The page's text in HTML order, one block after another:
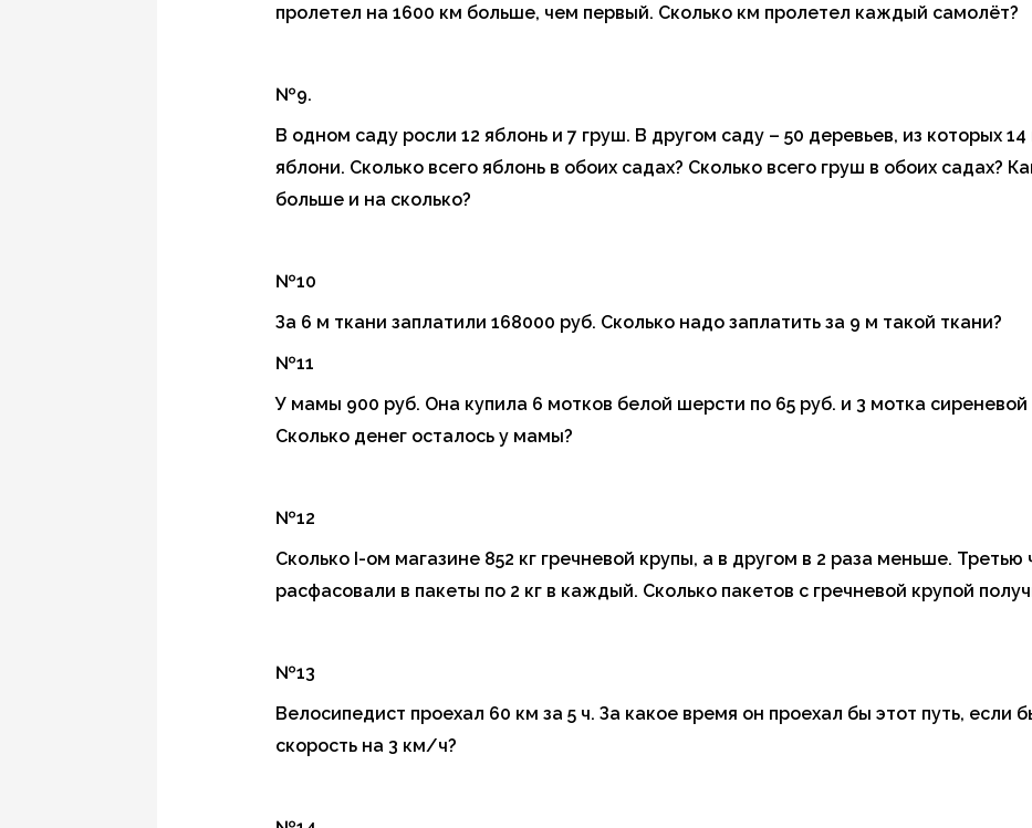
пролетел на 1600 км больше, чем первый. Сколько км пролетел каждый самолёт?
№9.
В одном саду росли 12 яблонь и 7 груш. В другом саду – 50 деревьев, из которых
яблони. Сколько всего яблонь в обоих садах? Сколько всего груш в обоих садах?
больше и на сколько?
№10
За 6 м ткани заплатили 168000 руб. Сколько надо заплатить за 9 м такой ткани?
№11
У мамы 900 руб. Она купила 6 мотков белой шерсти по 65 руб. и 3 мотка сиреневой
Сколько денег осталось у мамы?
№12
Сколько I-ом магазине 852 кг гречневой крупы, а в другом в 2 раза меньше. Третью
расфасовали в пакеты по 2 кг в каждый. Сколько пакетов с гречневой крупой
№13
Велосипедист проехал 60 км за 5 ч. За какое время он проехал бы этот путь, если
скорость на 3 км/ч?